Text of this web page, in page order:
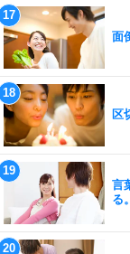
面
区
言
る。